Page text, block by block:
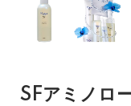
SFアミノロ